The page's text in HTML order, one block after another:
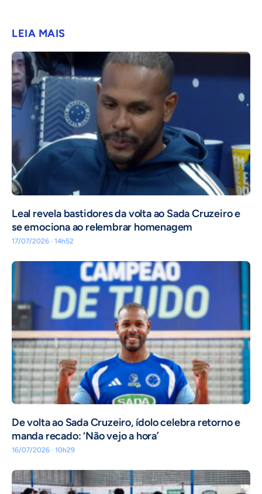
LEIA MAIS
Leal revela bastidores da volta ao Sada Cruzeiro e
se emociona ao relembrar homenagem
17/07/2026 · 14h52
De volta ao Sada Cruzeiro, ídolo celebra retorno e
manda recado: ‘Não vejo a hora’
16/07/2026 · 10h29